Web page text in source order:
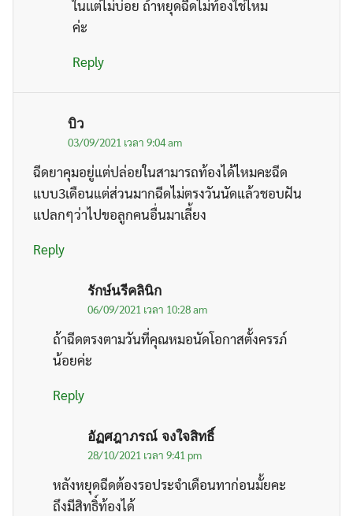
ในเเต่ไม่บ่อย ถ้าหยุดฉีดไม่ท้องใช่ไหม
ค่ะ
Reply
บิว
03/09/2021 เวลา 9:04 am
ฉีดยาคุมอยู่แต่ปล่อยในสามารถท้องได้ไหมคะฉีด
แบบ3เดือนแต่ส่วนมากฉีดไม่ตรงวันนัดแล้วชอบฝัน
แปลกๆว่าไปขอลูกคนอื่นมาเลี้ยง
Reply
รักษ์นรีคลินิก
06/09/2021 เวลา 10:28 am
ถ้าฉีดตรงตามวันที่คุณหมอนัดโอกาสตั้งครรภ์
น้อยค่ะ
Reply
อัฏศฎาภรณ์ จงใจสิทธิ์
28/10/2021 เวลา 9:41 pm
หลังหยุดฉีดต้องรอประจำเดือนทาก่อนมั้ยคะ
ถึงมีสิทธิ์ท้องได้